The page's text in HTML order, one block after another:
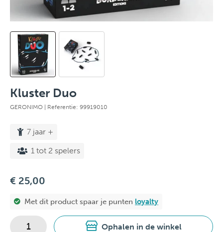
Kluster Duo
GERONIMO | Referentie: 99919010
7 jaar +
1 tot 2 spelers
€ 25,00
Met dit product spaar je punten loyalty
Ophalen in de winkel